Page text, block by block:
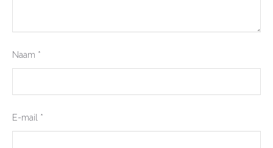
Naam *
E-mail *